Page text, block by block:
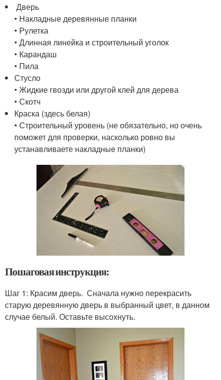
Дверь
• Накладные деревянные планки
• Рулетка
• Длинная линейка и строительный уголок
• Карандаш
• Пила
Стусло
• Жидкие гвозди или другой клей для дерева
• Скотч
Краска (здесь белая)
• Строительный уровень (не обязательно, но очень
поможет для проверки, насколько ровно вы
устанавливаете накладные планки)
Пошаговая инструкция:
Шаг 1: Красим дверь. Сначала нужно перекрасить
старую деревянную дверь в выбранный цвет, в данном
случае белый. Оставьте высохнуть.